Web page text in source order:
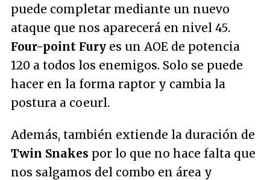
puede completar mediante un nuevo
ataque que nos aparecerá en nivel 45.
Four-point Fury es un AOE de potencia
120 a todos los enemigos. Solo se puede
hacer en la forma raptor y cambia la
postura a coeurl.
Además, también extiende la duración de
Twin Snakes por lo que no hace falta que
nos salgamos del combo en área y